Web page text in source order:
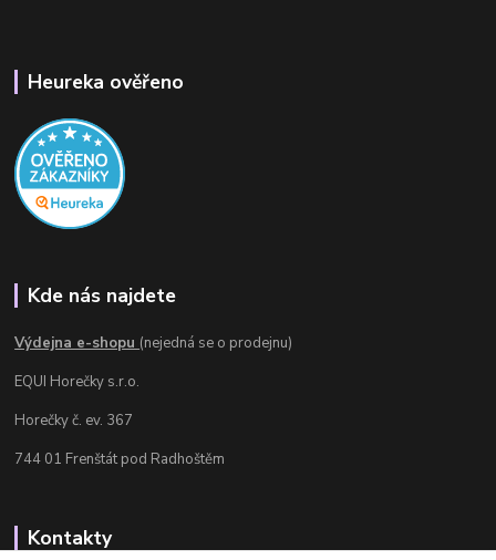
Heureka ověřeno
Kde nás najdete
Výdejna e-shopu (nejedná se o prodejnu)
EQUI Horečky s.r.o.
Horečky č. ev. 367
744 01 Frenštát pod Radhoštěm
Kontakty